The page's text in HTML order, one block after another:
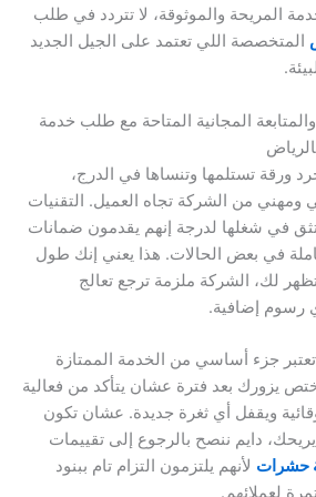
المريحة والموثوقة، لا تتردد في طلب
المتخصصة اللي تعتمد على الجيل الجديد
المجانية المتاحة مع طلب خدمة
ورقة تستلمها وتنساها في الدرج،
ومهني من الشركة تجاه العميل. التقنيات
في شغلها لدرجة إنهم يقدمون ضمانات
كاملة في بعض الحالات. هذا يعني إنك طول
لك، الشركة ملزمة ترجع تعالج
رسوم إضافية.
تعتبر جزء أساسي من الخدمة الممتازة
يزورك بعد فترة عشان يتأكد من فعالية
ويقفل أي ثغرة جديدة. عشان تكون
دايم ننصح بالرجوع إلى تقييمات
لأنهم يلتزمون التزام تام ببنود
لعملائهم.